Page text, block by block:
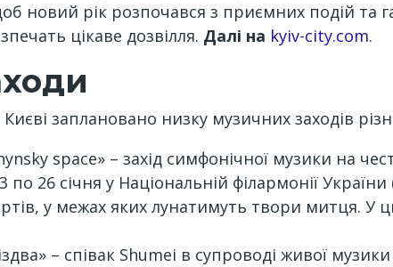
новий рік розпочався з приємних подій та
цікаве дозвілля. Далі на kyiv-city.com.
заплановано низку музичних заходів
space» – захід симфонічної музики на
26 січня у Національній філармонії
у межах яких лунатимуть твори митця. У
– співак Shumei в супроводі живої